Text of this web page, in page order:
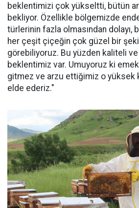
beklentimizi çok yükseltti, bütün
bekliyor. Özellikle bölgemizde
türlerinin fazla olmasından dolayı,
her çeşit çiçeğin çok güzel bir
görebiliyoruz. Bu yüzden kaliteli ve
beklentimiz var. Umuyoruz ki
gitmez ve arzu ettiğimiz o yüksek
elde ederiz."